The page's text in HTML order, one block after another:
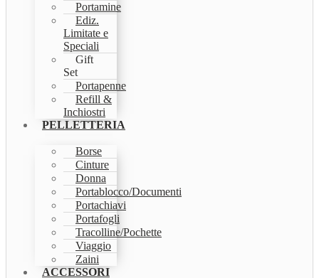
Portamine
Ediz.
Limitate e
Speciali
Gift
Set
Portapenne
Refill &
Inchiostri
PELLETTERIA
Borse
Cinture
Donna
Portablocco/Documenti
Portachiavi
Portafogli
Tracolline/Pochette
Viaggio
Zaini
ACCESSORI